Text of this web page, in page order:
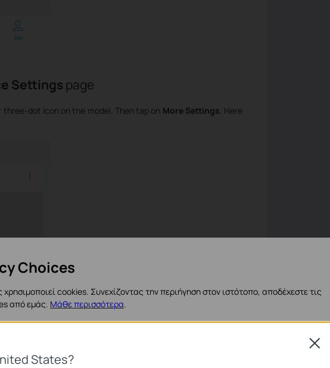
Settings page
three-dot icon on the model. Then tap on More Settings. Here
States?
Close
Choices
cookies. Συνεχίζοντας την περιήγηση στον ιστότοπο, αποδέχεστε τις
από εμάς. Μάθε περισσότερα.
απαραίτητα για τη λειτουργία του ιστότοπου και δεν μπορούν να απενεργοποιηθούν